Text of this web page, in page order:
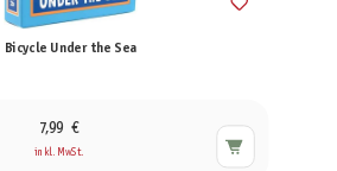
Bicycle Under the Sea
7,99 €
inkl. MwSt.